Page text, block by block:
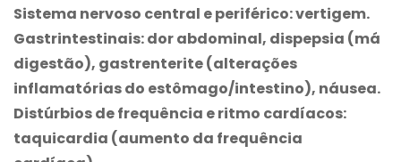
Sistema nervoso central e periférico: vertigem.
Gastrintestinais: dor abdominal, dispepsia (má
digestão), gastrenterite (alterações
inflamatórias do estômago/intestino), náusea.
Distúrbios de frequência e ritmo cardíacos:
taquicardia (aumento da frequência